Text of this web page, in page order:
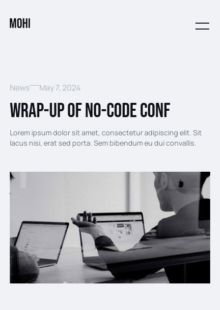
News May 7, 2024
Wrap-up of No-Code Conf
Lorem ipsum dolor sit amet, consectetur adipiscing elit. Sit
lacus nisi, erat sed porta. Sem bibendum eu dui convallis.